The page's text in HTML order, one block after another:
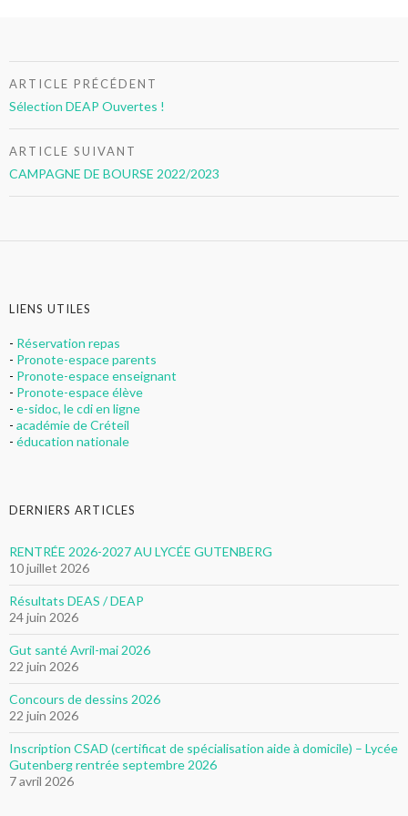
Navigation
de
l’article
ARTICLE PRÉCÉDENT
Sélection DEAP Ouvertes !
ARTICLE SUIVANT
CAMPAGNE DE BOURSE 2022/2023
LIENS UTILES
- Réservation repas
- Pronote-espace parents
- Pronote-espace enseignant
- Pronote-espace élève
- e-sidoc, le cdi en ligne
- académie de Créteil
- éducation nationale
DERNIERS ARTICLES
RENTRÉE 2026-2027 AU LYCÉE GUTENBERG
10 juillet 2026
Résultats DEAS / DEAP
24 juin 2026
Gut santé Avril-mai 2026
22 juin 2026
Concours de dessins 2026
22 juin 2026
Inscription CSAD (certificat de spécialisation aide à domicile) – Lycée
Gutenberg rentrée septembre 2026
7 avril 2026